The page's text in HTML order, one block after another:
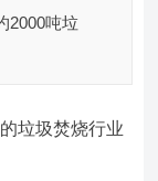
2000吨垃
垃圾焚烧行业